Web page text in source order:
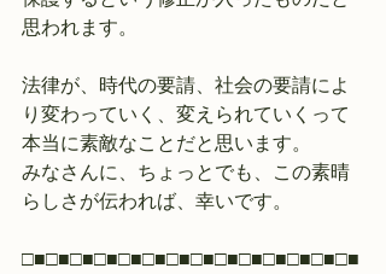
思われます。
法律が、時代の要請、社会の要請によ
り変わっていく、変えられていくって
本当に素敵なことだと思います。
みなさんに、ちょっとでも、この素晴
らしさが伝われば、幸いです。
□■□■□■□■□■□■□■□■□■□■□■□■□■□■